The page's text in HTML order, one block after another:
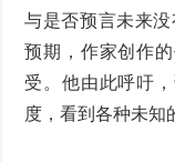
与是否预言未来
预期，作家创作
受。他由此呼吁
度，看到各种未知